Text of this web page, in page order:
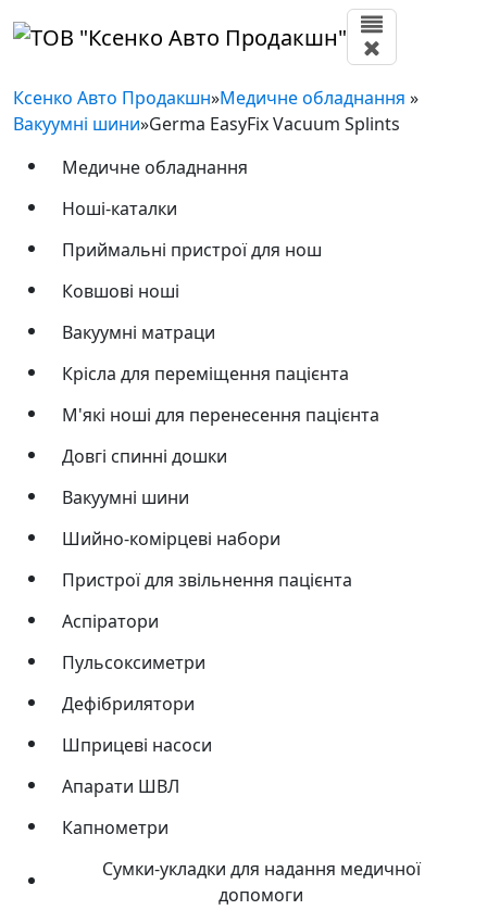
Ксенко Авто Продакшн»Медичне обладнання »
Вакуумні шини»Germa EasyFix Vacuum Splints
Медичне обладнання
Ноші-каталки
Приймальні пристрої для нош
Ковшові ноші
Вакуумні матраци
Крісла для переміщення пацієнта
М'які ноші для перенесення пацієнта
Довгі спинні дошки
Вакуумні шини
Шийно-комірцеві набори
Пристрої для звільнення пацієнта
Аспіратори
Пульсоксиметри
Дефібрилятори
Шприцеві насоси
Апарати ШВЛ
Капнометри
Сумки-укладки для надання медичної
допомоги